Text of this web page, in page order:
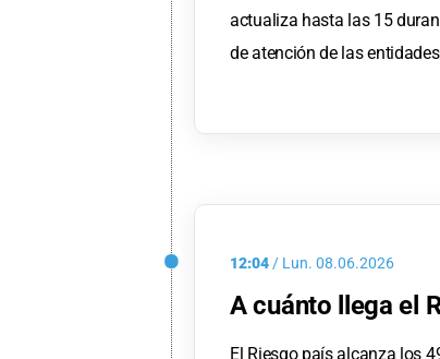
actualiza hasta las 15
de atención de las
12:04/ Lun. 08.06.2026
A cuánto llega el
El Riesgo país alcanza los